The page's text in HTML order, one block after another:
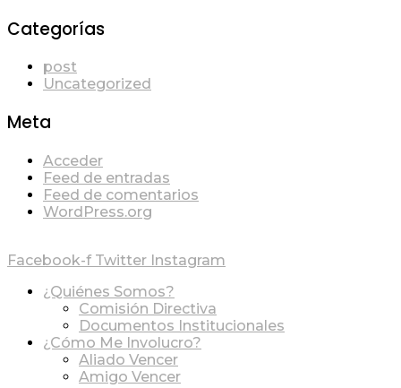
Categorías
post
Uncategorized
Meta
Acceder
Feed de entradas
Feed de comentarios
WordPress.org
Facebook-f Twitter Instagram
¿Quiénes Somos?
Comisión Directiva
Documentos Institucionales
¿Cómo Me Involucro?
Aliado Vencer
Amigo Vencer